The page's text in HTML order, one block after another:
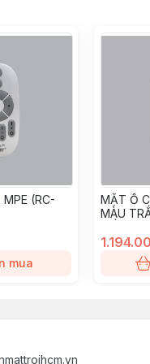
(RC-
mua
MẶT Ổ
MÀU
MPE